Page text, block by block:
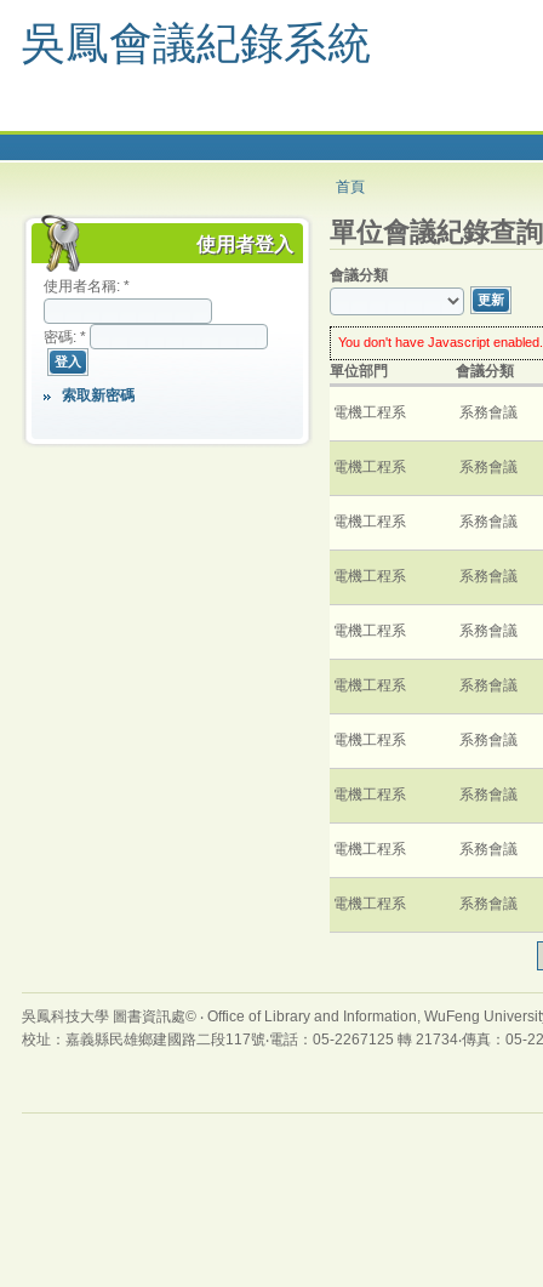
吳鳳會議紀錄系統
首頁
使用者登入
使用者名稱: *
密碼: *
索取新密碼
單位會議紀錄查詢
會議分類
You don't have Javascript enabled.
worry: you can still use this web
enable Javascriptin your
much enhanced experience.
click the
buttonevery
單位部門 會議分類
電機工程系 系務會議
電機工程系 系務會議
電機工程系 系務會議
電機工程系 系務會議
電機工程系 系務會議
電機工程系 系務會議
電機工程系 系務會議
電機工程系 系務會議
電機工程系 系務會議
電機工程系 系務會議
吳鳳科技大學 圖書資訊處© ‧ Office of Library and Information, WuFeng
校址：嘉義縣民雄鄉建國路二段117號‧電話：05-2267125 轉 21734‧傳真：05-